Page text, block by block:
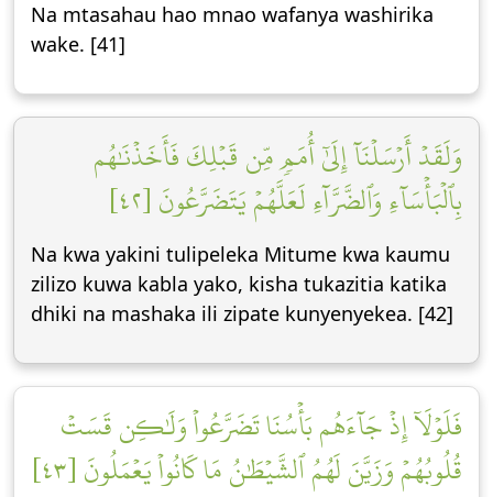
Na mtasahau hao mnao wafanya washirika
wake. [41]
وَلَقَدۡ أَرۡسَلۡنَآ إِلَىٰٓ أُمَمٖ مِّن قَبۡلِكَ فَأَخَذۡنَٰهُم
بِٱلۡبَأۡسَآءِ وَٱلضَّرَّآءِ لَعَلَّهُمۡ يَتَضَرَّعُونَ [٤٢]
Na kwa yakini tulipeleka Mitume kwa kaumu
zilizo kuwa kabla yako, kisha tukazitia katika
dhiki na mashaka ili zipate kunyenyekea. [42]
فَلَوۡلَآ إِذۡ جَآءَهُم بَأۡسُنَا تَضَرَّعُواْ وَلَٰكِن قَسَتۡ
قُلُوبُهُمۡ وَزَيَّنَ لَهُمُ ٱلشَّيۡطَٰنُ مَا كَانُواْ يَعۡمَلُونَ [٤٣]